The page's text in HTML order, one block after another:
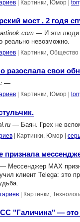
Картинки, Юмор
мост , 2 годя
— И эти люди ,
реально невозможно.
Картинки, Общество
разослала свои
—
Картинки, Юмор
— Баян. Грех не
Картинки, Юмор
признала
— Мессенджер MAX
клиент Telega: это
Картинки,
"Галичина" —